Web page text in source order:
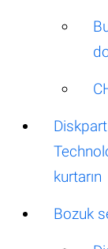
kurtarın
Bozuk